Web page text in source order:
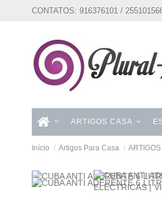
CONTATOS: 916376101 /
ARTIGOS CASA
Início Artigos Para Casa